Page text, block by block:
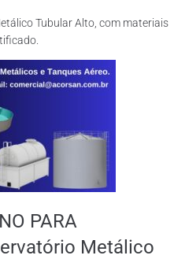
Tubular Alto, com materiais
PARA
Metálico